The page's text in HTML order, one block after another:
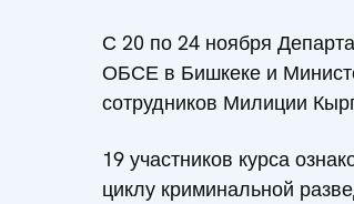
С 20 по 24 ноября
ОБСЕ в Бишкеке и
сотрудников Милиции
19 участников курса
циклу криминальной